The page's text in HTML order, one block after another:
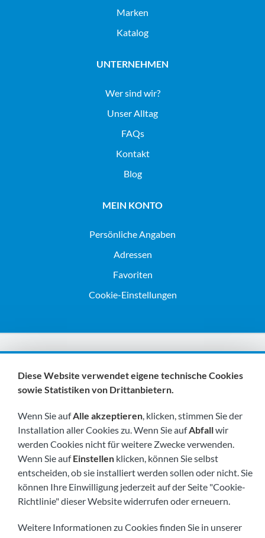
Marken
Katalog
UNTERNEHMEN
Wer sind wir?
Unser Alltag
FAQs
Kontakt
Blog
MEIN KONTO
Persönliche Angaben
Adressen
Favoriten
Cookie-Einstellungen
Wir sind Mitglieder von:
Besuchen Sie uns bald unter:
Diese Website verwendet eigene technische Cookies
sowie Statistiken von Drittanbietern.
Wenn Sie aufAlle akzeptieren, klicken, stimmen Sie der
Installation aller Cookies zu. Wenn Sie aufAbfallwir
werden Cookies nicht für weitere Zwecke verwenden.
Wenn Sie aufEinstellen klicken, können Sie selbst
entscheiden, ob sie installiert werden sollen oder nicht. Sie
können Ihre Einwilligung jederzeit auf der Seite "Cookie-
Richtlinie" dieser Website widerrufen oder erneuern.
Weitere Informationen zu Cookies finden Sie in unserer